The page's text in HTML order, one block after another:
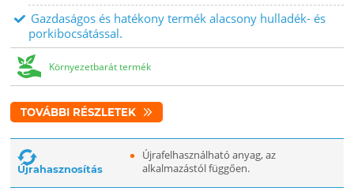
Gazdaságos és hatékony termék alacsony hulladék- és
porkibocsátással.
Környezetbarát termék
TOVÁBBI RÉSZLETEK
Újrahasznosítás
Újrafelhasználható anyag, az
alkalmazástól függően.